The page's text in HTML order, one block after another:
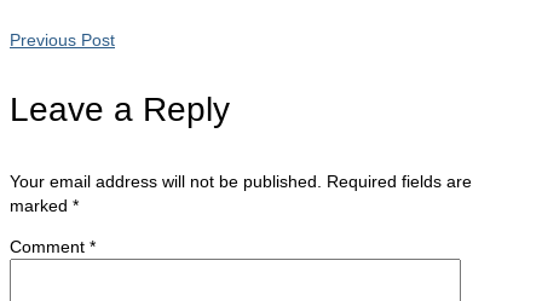
Previous Post
Leave a Reply
Your email address will not be published.
Required fields are
marked *
Comment *